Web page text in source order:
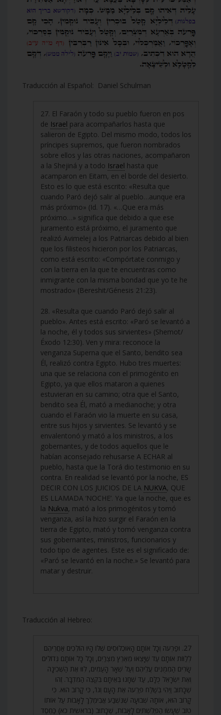
Traducción al Español: Daniel Schulman
27. El Faraón y todo su pueblo fueron en pos
de Israel para acompañarlos hasta que
salieron de Egipto. Del mismo modo, todos los
príncipes supremos, que fueron nombrados
sobre ellos y las otras naciones, acompañaron
a la Shejiná y a todo Israel hasta que
acamparon en Eitam, en el borde del desierto.
Esto es lo que está escrito: «Resulta que
cuando Paró dejó salir al pueblo…aunque era
más próximo» (Id. 17). «…Que era más
próximo…» significa que debido a que ese
juramento está próximo, el juramento que
realizó Avimelej a los Patriarcas debido al bien
que los filisteos hicieron por los Patriarcas,
como está escrito: «Compórtate conmigo y
con la tierra en la que te encuentras como
inmigrante con la misma bondad que yo te he
mostrado» (Bereshit/Génesis 21:23).
28. «Resulta que cuando Paró dejó salir al
pueblo». Antes está escrito: «Paró se levantó a
la noche, él y todos sus sirvientes» (Shemot/
Éxodo 12:30). Ven y mira: reconoce la
venganza Superna que el Santo, bendito sea
Él, realizó contra Egipto. Hubo tres muertes:
una que se relaciona con el primogénito en
Egipto, ya que ellos mataron a quienes
estuvieran en su camino; otra que el Santo,
bendito sea Él, mató a medianoche; y otra
cuando el Faraón vio la muerte en su casa,
entre sus hijos y sirvientes. Se levantó y se
envalentonó y mató a los ministros, a los
gobernantes, y de todos aquellos que le
habían aconsejado rehusarse A ECHAR al
pueblo, hasta que la Torá dio testimonio en su
contra. En realidad se levantó por la noche, ES
DECIR CON LOS JUICIOS DE LA NUKVA, QUE
ES LLAMADA ‘NOCHE’. Ya que la noche, que es
la Nukva, mató a los primogénitos y tomó
venganza, así la hizo surgir el Faraón en la
tierra de Egipto, mató y tomó venganza contra
sus gobernantes, ministros, funcionarios y
todo tipo de agentes. Este es el significado de:
«Paró se levantó en la noche.» Se levantó para
matar y destruir.
Traducción al Hebreo:
27. וּפַרְעֹה וְכָל אוֹתָם הָאוּכְלוּסִים שֶׁלּוֹ הָיוּ הוֹלְכִים אַחֲרֵיהֶם
לְלַוּוֹת אוֹתָם עַד שֶׁיָּצְאוּ מֵאֶרֶץ מִצְרַיִם, וְכָל כָּל אוֹתָם גְּדוֹלִים
שָׂרִים הַמְמֻנִּים עֲלֵיהֶם וְעַל שְׁאָר הָעַמִּים, לִוּוּ אֶת הַשְּׁכִינָה
וְאֶת יִשְׂרָאֵל כֻּלָּם, עַד שֶׁחָנוּ בְּאֵיתָם בִּקְצֵה הַמִּדְבָּר. זֶהוּ
שֶׁכָּתוּב וַיְהִי בְּשַׁלַּח פַּרְעֹה אֶת הָעָם וְגוֹ’, כִּי קָרוֹב הוּא. כִּי
קָרוֹב הוּא, אוֹתָהּ שְׁבוּעָה שֶׁנִּשְׁבַּע אֲבִימֶלֶךְ לָאָבוֹת עַל אוֹתוֹ
טוֹב שֶׁעָשׂוּ הַפְּלִשְׁתִּים לָאָבוֹת, שֶׁכָּתוּב (בראשית כא) כַּחֶסֶד